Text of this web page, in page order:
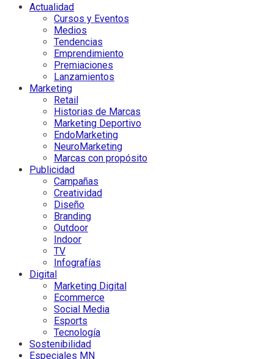
Actualidad
Cursos y Eventos
Medios
Tendencias
Emprendimiento
Premiaciones
Lanzamientos
Marketing
Retail
Historias de Marcas
Marketing Deportivo
EndoMarketing
NeuroMarketing
Marcas con propósito
Publicidad
Campañas
Creatividad
Diseño
Branding
Outdoor
Indoor
TV
Infografías
Digital
Marketing Digital
Ecommerce
Social Media
Esports
Tecnología
Sostenibilidad
Especiales MN